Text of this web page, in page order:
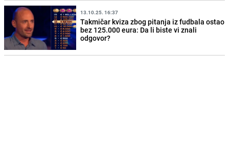
13.10.25. 16:37
Takmičar kviza zbog pitanja iz fudbala ostao
bez 125.000 eura: Da li biste vi znali
odgovor?